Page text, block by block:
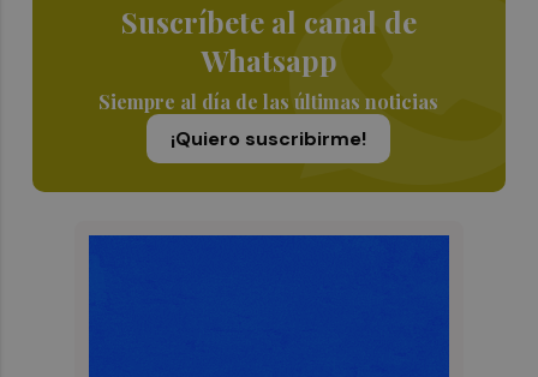
Suscríbete al canal de
Whatsapp
Siempre al día de las últimas noticias
¡Quiero suscribirme!